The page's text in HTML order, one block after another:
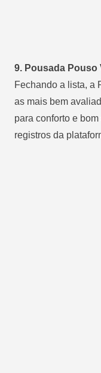
9. Pousada Pouso
Fechando a lista, a
as mais bem
para conforto e
registros da